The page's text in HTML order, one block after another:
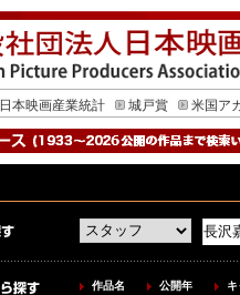
日本映画産業統計 城戸賞 米国ア
作品名 公開年